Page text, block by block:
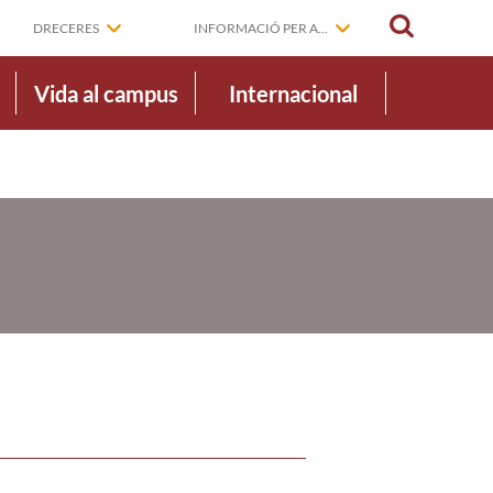
DRECERES INFORMACIÓ PER A...
Vida al campus Internacional